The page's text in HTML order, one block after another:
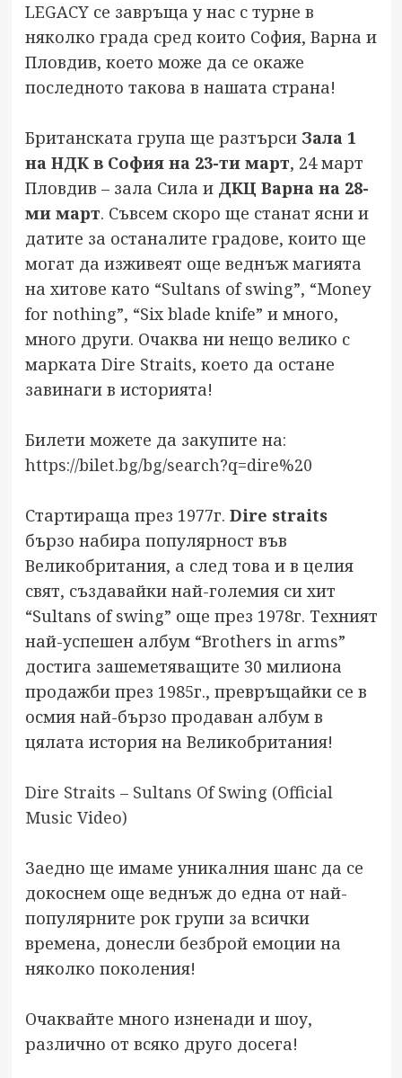
LEGACY се завръща у нас с турне в
няколко града сред които София, Варна и
Пловдив, което може да се окаже
последното такова в нашата страна!
Британската група ще разтърси Зала 1
на НДК в София на 23-ти март, 24 март
Пловдив – зала Сила и ДКЦ Варна на 28-
ми март. Съвсем скоро ще станат ясни и
датите за останалите градове, които ще
могат да изживеят още веднъж магията
на хитове като “Sultans of swing”, “Money
for nothing”, “Six blade knife” и много,
много други. Очаква ни нещо велико с
марката Dire Straits, което да остане
завинаги в историята!
Билети можете да закупите на:
https://bilet.bg/bg/search?q=dire%20
Стартираща през 1977г. Dire straits
бързо набира популярност във
Великобритания, а след това и в целия
свят, създавайки най-големия си хит
“Sultans of swing” още през 1978г. Техният
най-успешен албум “Brothers in arms”
достига зашеметяващите 30 милиона
продажби през 1985г., превръщайки се в
осмия най-бързо продаван албум в
цялата история на Великобритания!
Dire Straits – Sultans Of Swing (Official
Music Video)
Заедно ще имаме уникалния шанс да се
докоснем още веднъж до една от най-
популярните рок групи за всички
времена, донесли безброй емоции на
няколко поколения!
Очаквайте много изненади и шоу,
различно от всяко друго досега!